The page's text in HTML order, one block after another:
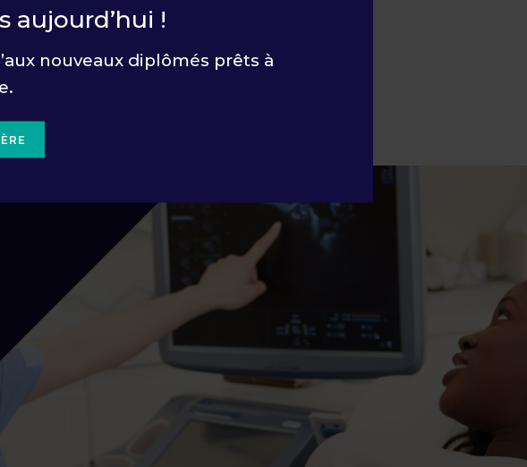
aujourd’hui !
nouveaux diplômés prêts à